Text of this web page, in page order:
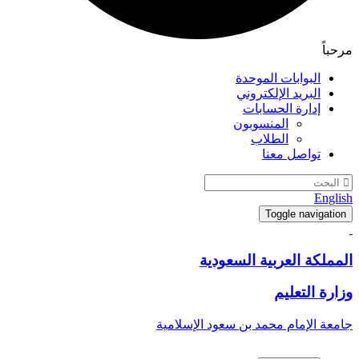
مرحباً
البوابات الموحدة
البريد الإلكتروني
إدارة الحسابات
المنسوبون
الطلاب
تواصل معنا
English
Toggle navigation
المملكة العربية السعودية
وزارة التعليم
جامعة الإمام محمد بن سعود الإسلامية